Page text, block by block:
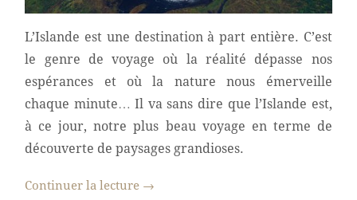
L’Islande est une destination à part entière. C’est
le genre de voyage où la réalité dépasse nos
espérances et où la nature nous émerveille
chaque minute… Il va sans dire que l’Islande est,
à ce jour, notre plus beau voyage en terme de
découverte de paysages grandioses.
Continuer la lecture →